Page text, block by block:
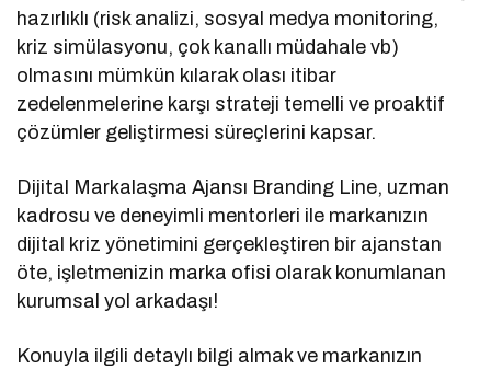
hazırlıklı (risk analizi, sosyal medya monitoring,
kriz simülasyonu, çok kanallı müdahale vb)
olmasını mümkün kılarak olası itibar
zedelenmelerine karşı strateji temelli ve proaktif
çözümler geliştirmesi süreçlerini kapsar.
Dijital Markalaşma Ajansı Branding Line, uzman
kadrosu ve deneyimli mentorleri ile markanızın
dijital kriz yönetimini gerçekleştiren bir ajanstan
öte, işletmenizin marka ofisi olarak konumlanan
kurumsal yol arkadaşı!
Konuyla ilgili detaylı bilgi almak ve markanızın